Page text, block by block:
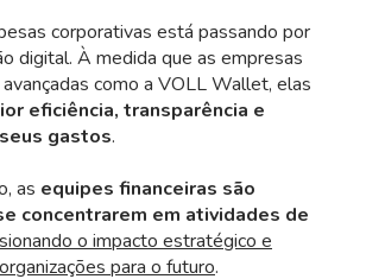
corporativas está passando por
digital. À medida que as empresas
como a VOLL Wallet, elas
eficiência, transparência e
gastos.
as equipes financeiras são
concentrarem em atividades de
o impacto estratégico e
para o futuro.